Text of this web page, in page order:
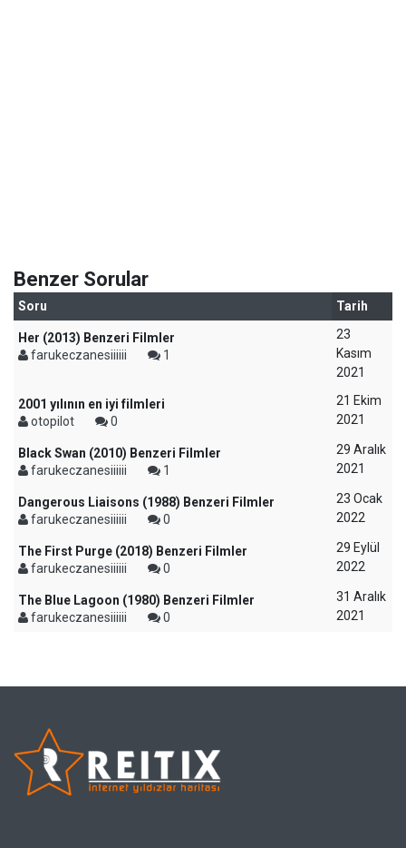
Benzer Sorular
Soru Tarih
Her (2013) Benzeri Filmler
farukeczanesiiiiii
1
23
Kasım
2021
2001 yılının en iyi filmleri
otopilot
0
21 Ekim
2021
Black Swan (2010) Benzeri Filmler
farukeczanesiiiiii
1
29 Aralık
2021
Dangerous Liaisons (1988) Benzeri Filmler
farukeczanesiiiiii
0
23 Ocak
2022
The First Purge (2018) Benzeri Filmler
farukeczanesiiiiii
0
29 Eylül
2022
The Blue Lagoon (1980) Benzeri Filmler
farukeczanesiiiiii
0
31 Aralık
2021